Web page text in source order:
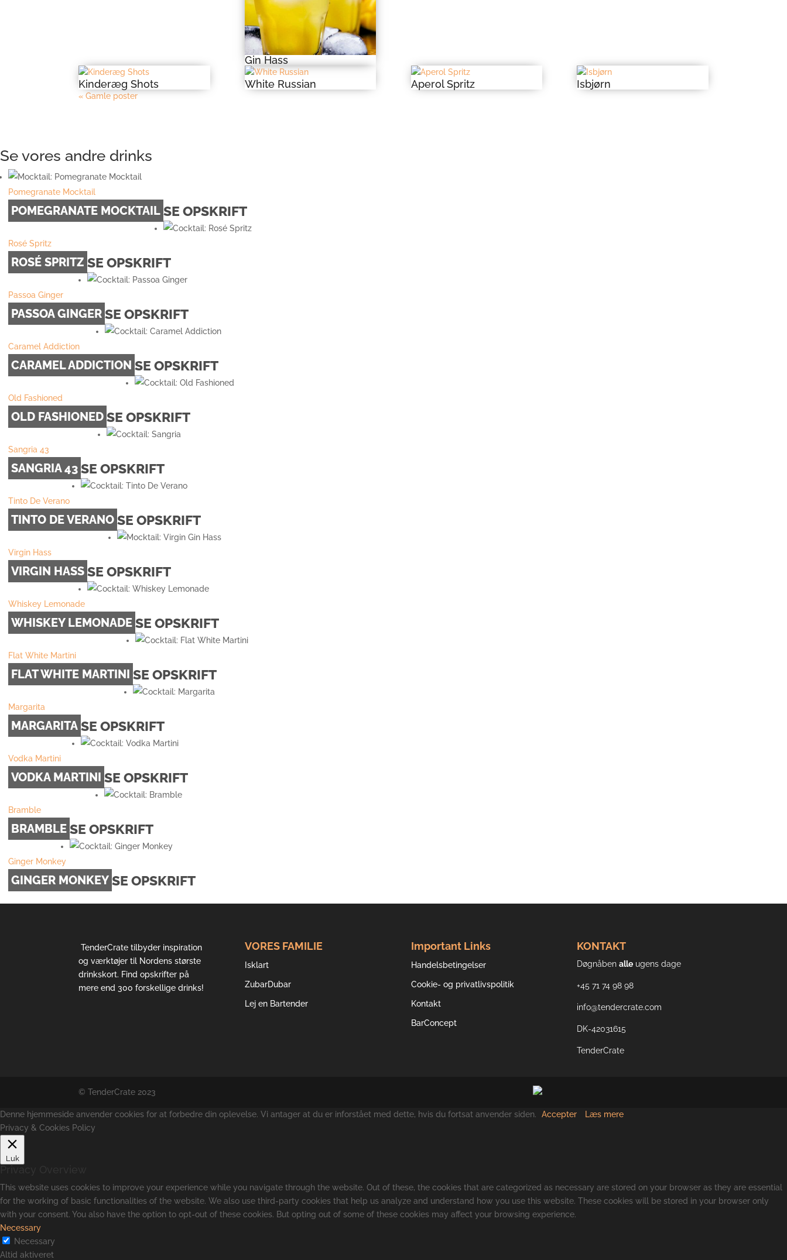
Gin Hass
Kinderæg Shots White Russian Aperol Spritz Isbjørn
« Gamle poster
Se vores andre drinks
Pomegranate Mocktail
POMEGRANATE MOCKTAIL SE OPSKRIFT
Rosé Spritz
ROSÉ SPRITZ SE OPSKRIFT
Passoa Ginger
PASSOA GINGER SE OPSKRIFT
Caramel Addiction
CARAMEL ADDICTION SE OPSKRIFT
Old Fashioned
OLD FASHIONED SE OPSKRIFT
Sangria 43
SANGRIA 43 SE OPSKRIFT
Tinto De Verano
TINTO DE VERANO SE OPSKRIFT
Virgin Hass
VIRGIN HASS SE OPSKRIFT
Whiskey Lemonade
WHISKEY LEMONADE SE OPSKRIFT
Flat White Martini
FLAT WHITE MARTINI SE OPSKRIFT
Margarita
MARGARITA SE OPSKRIFT
Vodka Martini
VODKA MARTINI SE OPSKRIFT
Bramble
BRAMBLE SE OPSKRIFT
Ginger Monkey
GINGER MONKEY SE OPSKRIFT
TenderCrate tilbyder inspiration
og værktøjer til Nordens største
drinkskort. Find opskrifter på
mere end 300 forskellige drinks!
VORES FAMILIE
Isklart
ZubarDubar
Lej en Bartender
Important Links
Handelsbetingelser
Cookie- og privatlivspolitik
Kontakt
BarConcept
KONTAKT
Døgnåbenalle ugens dage
+45 71 74 98 98
info@tendercrate.com
DK-42031615
TenderCrate
© TenderCrate 2023
Denne hjemmeside anvender cookies for at forbedre din oplevelse. Vi antager at du er inforstået med dette, hvis du fortsat anvender siden. Accepter
Læs mere
Privacy & Cookies Policy
Luk
This website uses cookies to improve your experience while you navigate through the website. Out of these, the cookies that are categorized as necessary are stored on your browser as they are essential
for the working of basic functionalities of the website. We also use third-party cookies that help us analyze and understand how you use this website. These cookies will be stored in your browser only
with your consent. You also have the option to opt-out of these cookies. But opting out of some of these cookies may affect your browsing experience.
Necessary
Necessary
Altid aktiveret